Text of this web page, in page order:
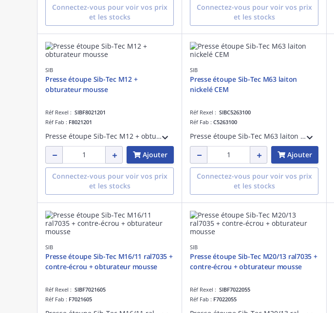
Connectez-vous pour voir vos prix
et les stocks
Connectez-vous pour voir vos prix
et les stocks
SIB
Presse étoupe Sib-Tec M12 +
obturateur mousse
Réf Rexel : SIBF8021201
Réf Fab : F8021201
Presse étoupe Sib-Tec M12 + obturateur mousse
Ajouter
Connectez-vous pour voir vos prix
et les stocks
SIB
Presse étoupe Sib-Tec M63 laiton
nickelé CEM
Réf Rexel : SIBC5263100
Réf Fab : C5263100
Presse étoupe Sib-Tec M63 laiton nickelé continuité électro-magnétique
Ajouter
Connectez-vous pour voir vos prix
et les stocks
SIB
Presse étoupe Sib-Tec M16/11 ral7035 +
contre-écrou + obturateur mousse
Réf Rexel : SIBF7021605
Réf Fab : F7021605
SIB
Presse étoupe Sib-Tec M20/13 ral7035 +
contre-écrou + obturateur mousse
Réf Rexel : SIBF7022055
Réf Fab : F7022055